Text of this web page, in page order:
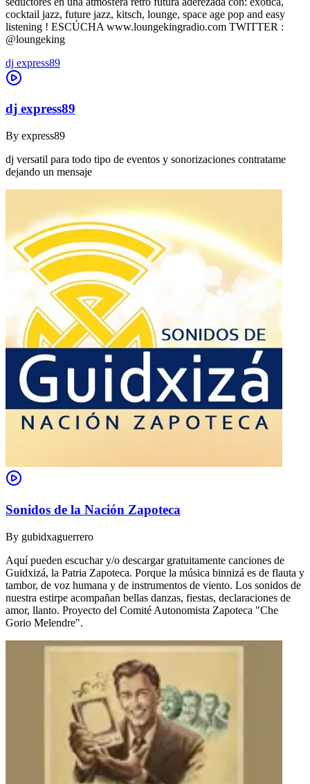
cocktail jazz, future jazz, kitsch, lounge, space age pop and easy
listening ! ESCÚCHA www.loungekingradio.com TWITTER :
@loungeking
dj express89
dj express89
By express89
dj versatil para todo tipo de eventos y sonorizaciones contratame
dejando un mensaje
Sonidos de la Nación Zapoteca
By gubidxaguerrero
Aquí pueden escuchar y/o descargar gratuitamente canciones de
Guidxizá, la Patria Zapoteca. Porque la música binnizá es de flauta y
tambor, de voz humana y de instrumentos de viento. Los sonidos de
nuestra estirpe acompañan bellas danzas, fiestas, declaraciones de
amor, llanto. Proyecto del Comité Autonomista Zapoteca "Che
Gorio Melendre".